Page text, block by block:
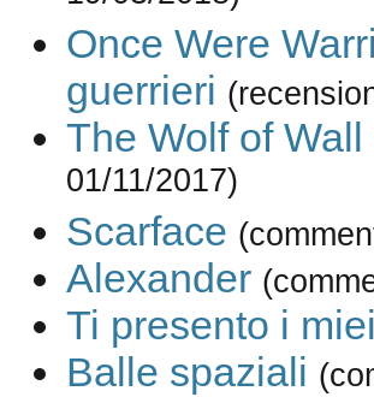
Once Were
guerrieri
The Wolf of Wall
01/11/2017)
Scarface
Alexander
Ti presento i miei
Balle spaziali